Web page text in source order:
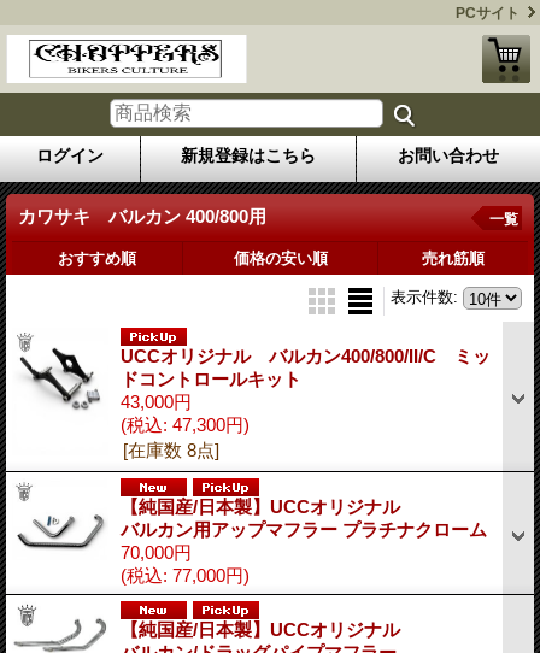
PCサイト
ログイン 新規登録はこちら お問い合わせ
カワサキ バルカン 400/800用 一覧
おすすめ順 価格の安い順 売れ筋順
表示件数:
UCCオリジナル バルカン400/800/II/C ミッ
ドコントロールキット
43,000円
(税込: 47,300円)
[在庫数 8点]
【純国産/日本製】UCCオリジナル
バルカン用アップマフラー プラチナクローム
70,000円
(税込: 77,000円)
【純国産/日本製】UCCオリジナル